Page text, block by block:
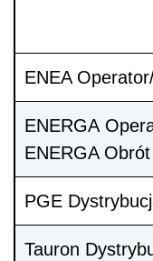
ENEA
ENERGA
ENERGA Obrót
PGE
Tauron